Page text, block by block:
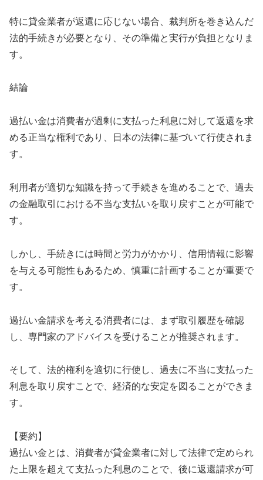
特に貸金業者が返還に応じない場合、裁判所を巻き込んだ
法的手続きが必要となり、その準備と実行が負担となりま
す。
結論
過払い金は消費者が過剰に支払った利息に対して返還を求
める正当な権利であり、日本の法律に基づいて行使されま
す。
利用者が適切な知識を持って手続きを進めることで、過去
の金融取引における不当な支払いを取り戻すことが可能で
す。
しかし、手続きには時間と労力がかかり、信用情報に影響
を与える可能性もあるため、慎重に計画することが重要で
す。
過払い金請求を考える消費者には、まず取引履歴を確認
し、専門家のアドバイスを受けることが推奨されます。
そして、法的権利を適切に行使し、過去に不当に支払った
利息を取り戻すことで、経済的な安定を図ることができま
す。
【要約】
過払い金とは、消費者が貸金業者に対して法律で定められ
た上限を超えて支払った利息のことで、後に返還請求が可